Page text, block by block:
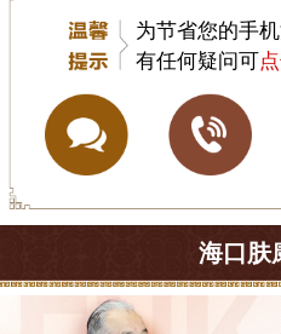
为节省您的手
有任何疑问可
海口肤